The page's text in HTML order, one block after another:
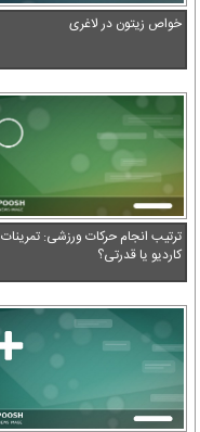
خواص زیتون در لاغری
ترتیب انجام حرکات ورزشی: تمرینات
کاردیو یا قدرتی؟